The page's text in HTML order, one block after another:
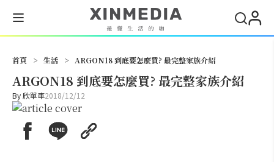
首頁 > 生活 > ARGON18 到底要怎麼買? 最完整家族介紹
ARGON18 到底要怎麼買? 最完整家族介紹
By欣單車2018/12/12